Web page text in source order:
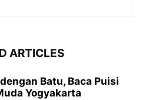
ARTICLES
Batu, Baca Puisi
Yogyakarta